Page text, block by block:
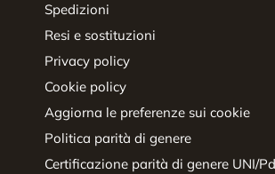
Spedizioni
Resi e sostituzioni
Privacy policy
Cookie policy
Aggiorna le preferenze sui cookie
Politica parità di genere
Certificazione parità di genere UNI/